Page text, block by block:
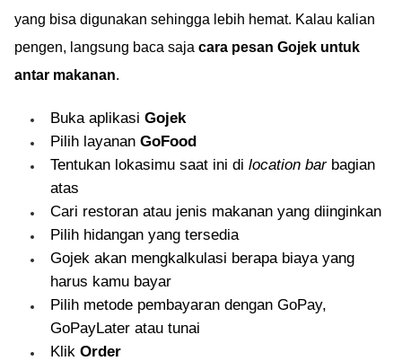
yang bisa digunakan sehingga lebih hemat. Kalau kalian
pengen, langsung baca saja cara pesan Gojek untuk
antar makanan.
Buka aplikasi Gojek
Pilih layanan GoFood
Tentukan lokasimu saat ini di location barbagian
atas
Cari restoran atau jenis makanan yang diinginkan
Pilih hidangan yang tersedia
Gojek akan mengkalkulasi berapa biaya yang
harus kamu bayar
Pilih metode pembayaran dengan GoPay,
GoPayLater atau tunai
Klik Order